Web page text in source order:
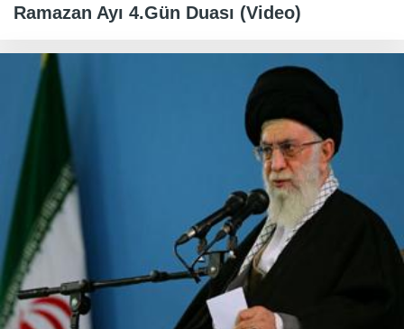
Ramazan Ayı 4.Gün Duası (Video)